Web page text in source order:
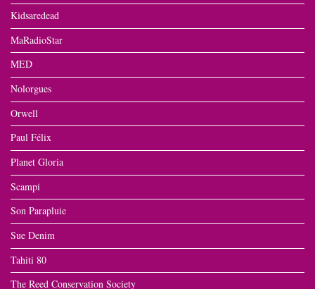
Kidsaredead
MaRadioStar
MED
Nolorgues
Orwell
Paul Félix
Planet Gloria
Scampi
Son Parapluie
Sue Denim
Tahiti 80
The Reed Conservation Society